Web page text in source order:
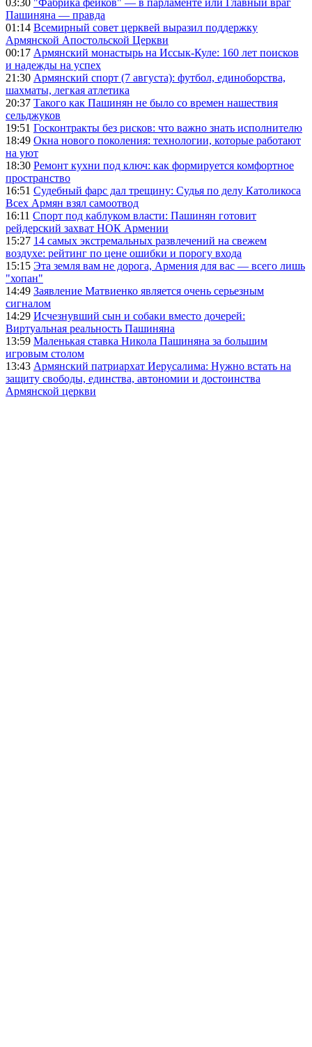
03:30 "Фабрика фейков" — в парламенте или Главный враг
Пашиняна — правда
01:14 Всемирный совет церквей выразил поддержку
Армянской Апостольской Церкви
00:17 Армянский монастырь на Иссык-Куле: 160 лет поисков
и надежды на успех
21:30 Армянский спорт (7 августа): футбол, единоборства,
шахматы, легкая атлетика
20:37 Такого как Пашинян не было со времен нашествия
сельджуков
19:51 Госконтракты без рисков: что важно знать исполнителю
18:49 Окна нового поколения: технологии, которые работают
на уют
18:30 Ремонт кухни под ключ: как формируется комфортное
пространство
16:51 Судебный фарс дал трещину: Судья по делу Католикоса
Всех Армян взял самоотвод
16:11 Спорт под каблуком власти: Пашинян готовит
рейдерский захват НОК Армении
15:27 14 самых экстремальных развлечений на свежем
воздухе: рейтинг по цене ошибки и порогу входа
15:15 Эта земля вам не дорога, Армения для вас — всего лишь
"хопан"
14:49 Заявление Матвиенко является очень серьезным
сигналом
14:29 Исчезнувший сын и собаки вместо дочерей:
Виртуальная реальность Пашиняна
13:59 Маленькая ставка Никола Пашиняна за большим
игровым столом
13:43 Армянский патриархат Иерусалима: Нужно встать на
защиту свободы, единства, автономии и достоинства
Армянской церкви